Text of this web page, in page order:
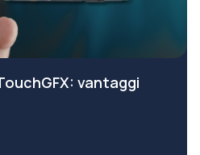
vantaggi